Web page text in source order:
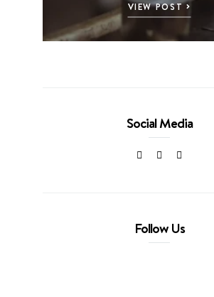
VIEW POST
Social Media
Follow Us